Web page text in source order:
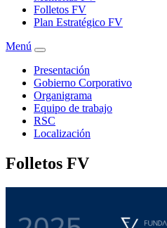
Folletos FV
Plan Estratégico FV
Menú
Presentación
Gobierno Corporativo
Organigrama
Equipo de trabajo
RSC
Localización
Folletos FV